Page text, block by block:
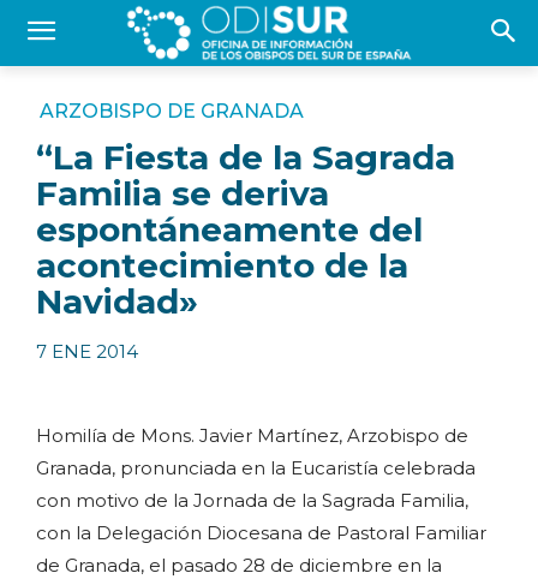
ARZOBISPO DE GRANADA
“La Fiesta de la Sagrada
Familia se deriva
espontáneamente del
acontecimiento de la
Navidad»
7 ENE 2014
Homilía de Mons. Javier Martínez, Arzobispo de
Granada, pronunciada en la Eucaristía celebrada
con motivo de la Jornada de la Sagrada Familia,
con la Delegación Diocesana de Pastoral Familiar
de Granada, el pasado 28 de diciembre en la